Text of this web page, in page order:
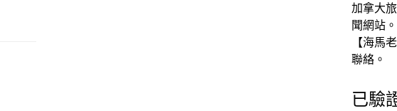
加拿大
聞網站
【海馬
聯絡。
已驗